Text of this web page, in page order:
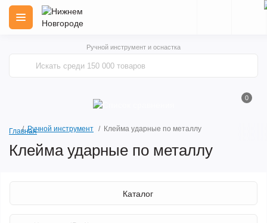
Ручной инструмент и оснастка
0
ГлавнаяРучной инструмент Клейма ударные по металлу
Клейма ударные по металлу
Каталог